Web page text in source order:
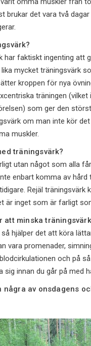
brukar det vara två
har faktiskt ingenting att
mycket träningsvärk
kroppen för nya
träningen
som ger den
om man inte kör
muskler.
träningsvärk?
utan något som alla
enbart komma av
Rejäl träningsvärk
är inget som är farligt
att minska
hjälper det att köra
vara promenader,
och på
innan du går på med
av onsdagens